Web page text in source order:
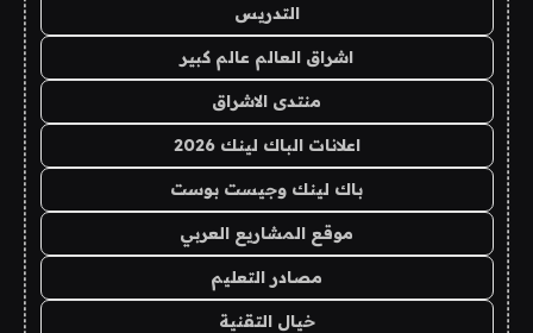
التدريس
اشراق العالم عالم كبير
منتدى الاشراق
اعلانات الباك لينك 2026
باك لينك وجيست بوست
موقع المشاريع العربي
مصادر التعليم
خيال التقنية